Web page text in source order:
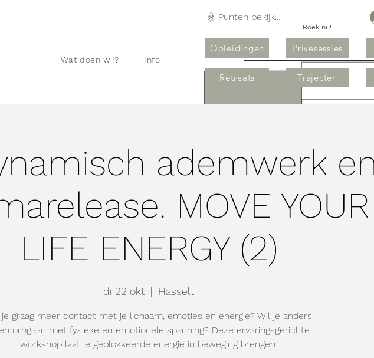
Wat doen wij?
Info
Boek nu!
Privésessies
Trajecten
Opleidingen
Retreats
Punten bekijken
ademwerk
MOVE YOUR
LIFE ENERGY (2)
di 22 okt
  |
Hasselt
graag meer contact met je lichaam, emoties en energie? Wil je anders
omgaan met fysieke en emotionele spanning? Deze ervaringsgerichte
workshop laat je geblokkeerde energie in beweging brengen.